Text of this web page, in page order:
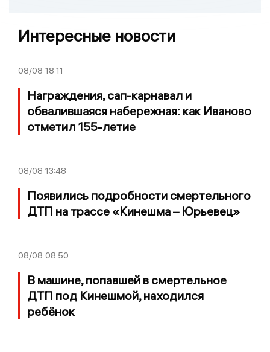
Интересные новости
08/08 18:11
Награждения, сап-карнавал и
обвалившаяся набережная: как Иваново
отметил 155-летие
08/08 13:48
Появились подробности смертельного
ДТП на трассе «Кинешма – Юрьевец»
08/08 08:50
В машине, попавшей в смертельное
ДТП под Кинешмой, находился
ребёнок